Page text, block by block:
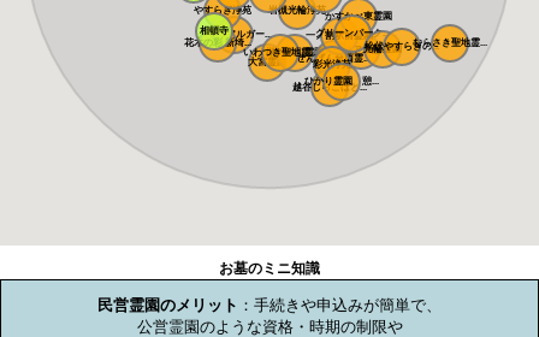
大宮霊園
槻の城山霊園
岩槻光輪浄苑
メモリアルガー...
花木の彩 新埼...
メモリアル越谷...
せんげん台西霊...
越谷しらこばと...
一ノ割駅前霊園
かすかべ東霊園
やすらぎ浄苑
いわつき聖地霊...
グリーンパーク...
光輪霊園
彩光浄苑
ひかり霊園 憩...
相頓寺
松伏やすらぎの...むらさき聖地霊...
お墓のミニ知識
民営霊園のメリット ：手続きや申込みが簡単で、
公営霊園のような資格・時期の制限や